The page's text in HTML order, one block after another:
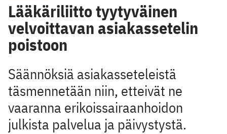
Lääkäriliitto tyytyväinen
velvoittavan asiakassetelin
poistoon
Säännöksiä asiakasseteleistä
täsmennetään niin, etteivät ne
vaaranna erikoissairaanhoidon
julkista palvelua ja päivystystä.